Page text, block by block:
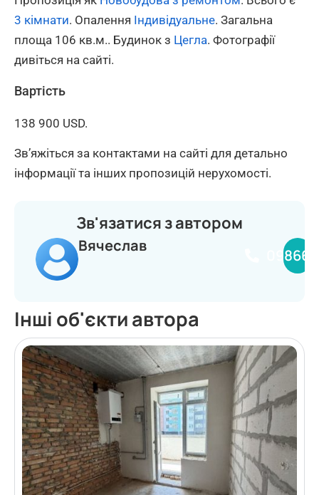
3 кімнати. Опалення Індивідуальне. Загальна
площа 106 кв.м.. Будинок з Цегла. Фотографії
дивіться на сайті.
Вартість
138 900 USD.
Зв’яжіться за контактами на сайті для детально
інформації та інших пропозицій нерухомості.
Зв'язатися з автором
Вячеслав
Інші об'єкти автора